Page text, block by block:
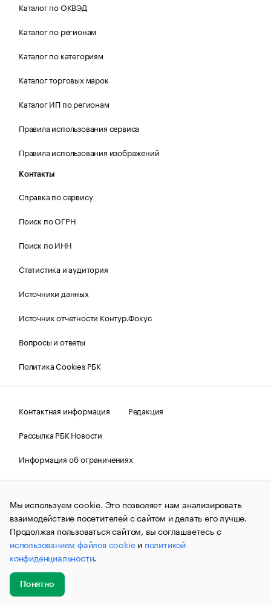
Каталог по ОКВЭД
Каталог по регионам
Каталог по категориям
Каталог торговых марок
Каталог ИП по регионам
Правила использования сервиса
Правила использования изображений
Контакты
Справка по сервису
Поиск по ОГРН
Поиск по ИНН
Статистика и аудитория
Источники данных
Источник отчетности Контур.Фокус
Вопросы и ответы
Политика Cookies РБК
Контактная информация
Редакция
Рассылка РБК Новости
Информация об ограничениях
Правовая информация
О соблюдении авторских прав
© АО «РОСБИЗНЕСКОНСАЛТИНГ»,1995–2026.Сообщения
и материалы информационного агентства «РБК»
(зарегистрировано Федеральной службой по надзору в сфере
связи, информационных технологий и массовых
коммуникаций (Роскомнадзор) 09.12.2015 за номером ИА
№ФС77-63848) сопровождаются пометкой «РБК». Отдельные
публикации могут содержать информацию,
не предназначенную для пользователей
до 18 лет.
Мы используем cookie. Это позволяет нам анализировать
взаимодействие посетителей с сайтом и делать его лучше.
Продолжая пользоваться сайтом, вы соглашаетесь с
использованием файлов cookieи политикой
конфиденциальности.
Понятно